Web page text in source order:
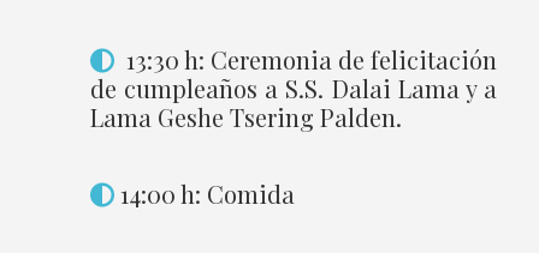
13:30 h: Ceremonia de felicitación
de cumpleaños a S.S. Dalai Lama y a
Lama Geshe Tsering Palden.
14:00 h: Comida